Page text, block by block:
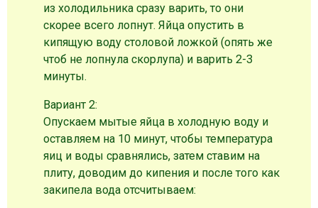
из холодильника сразу варить, то они
скорее всего лопнут. Яйца опустить в
кипящую воду столовой ложкой (опять же
чтоб не лопнула скорлупа) и варить 2-3
минуты.
Вариант 2:
Опускаем мытые яйца в холодную воду и
оставляем на 10 минут, чтобы температура
яиц и воды сравнялись, затем ставим на
плиту, доводим до кипения и после того как
закипела вода отсчитываем: